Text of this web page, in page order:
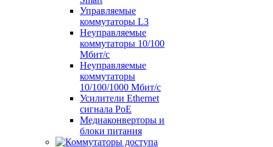
Управляемые
коммутаторы L3
Неуправляемые
коммутаторы 10/100
Мбит/с
Неуправляемые
коммутаторы
10/100/1000 Мбит/с
Усилители Ethernet
сигнала PoE
Медиаконверторы и
блоки питания